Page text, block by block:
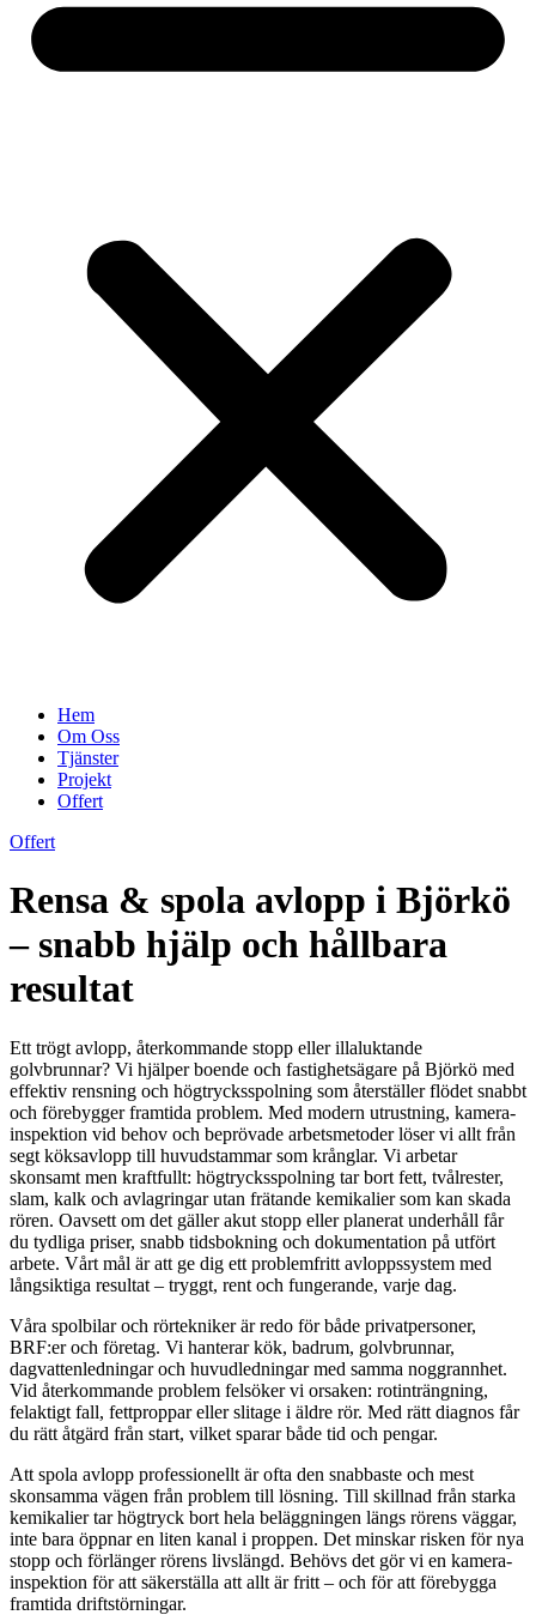
Hem
Om Oss
Tjänster
Projekt
Offert
Offert
Rensa & spola avlopp i Björkö
– snabb hjälp och hållbara
resultat
Ett trögt avlopp, återkommande stopp eller illaluktande
golvbrunnar? Vi hjälper boende och fastighetsägare på Björkö med
effektiv rensning och högtrycksspolning som återställer flödet snabbt
och förebygger framtida problem. Med modern utrustning, kamera-
inspektion vid behov och beprövade arbetsmetoder löser vi allt från
segt köksavlopp till huvudstammar som krånglar. Vi arbetar
skonsamt men kraftfullt: högtrycksspolning tar bort fett, tvålrester,
slam, kalk och avlagringar utan frätande kemikalier som kan skada
rören. Oavsett om det gäller akut stopp eller planerat underhåll får
du tydliga priser, snabb tidsbokning och dokumentation på utfört
arbete. Vårt mål är att ge dig ett problemfritt avloppssystem med
långsiktiga resultat – tryggt, rent och fungerande, varje dag.
Våra spolbilar och rörtekniker är redo för både privatpersoner,
BRF:er och företag. Vi hanterar kök, badrum, golvbrunnar,
dagvattenledningar och huvudledningar med samma noggrannhet.
Vid återkommande problem felsöker vi orsaken: rotinträngning,
felaktigt fall, fettproppar eller slitage i äldre rör. Med rätt diagnos får
du rätt åtgärd från start, vilket sparar både tid och pengar.
Att spola avlopp professionellt är ofta den snabbaste och mest
skonsamma vägen från problem till lösning. Till skillnad från starka
kemikalier tar högtryck bort hela beläggningen längs rörens väggar,
inte bara öppnar en liten kanal i proppen. Det minskar risken för nya
stopp och förlänger rörens livslängd. Behövs det gör vi en kamera-
inspektion för att säkerställa att allt är fritt – och för att förebygga
framtida driftstörningar.